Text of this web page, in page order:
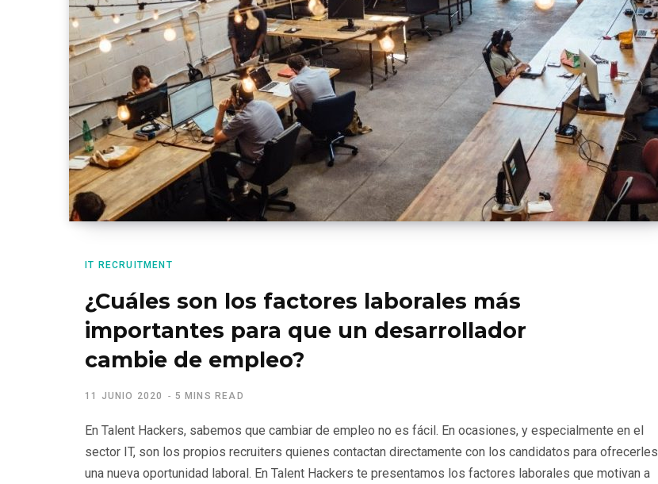
IT RECRUITMENT
¿Cuáles son los factores laborales más
importantes para que un desarrollador
cambie de empleo?
11 JUNIO 2020 5 MINS READ
En Talent Hackers, sabemos que cambiar de empleo no es fácil. En ocasiones, y especialmente en el
sector IT, son los propios recruiters quienes contactan directamente con los candidatos para ofrecerles
una nueva oportunidad laboral. En Talent Hackers te presentamos los factores laborales que motivan a